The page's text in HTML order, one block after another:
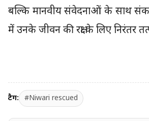
बल्कि मानवीय संवेदनाओं के साथ
में उनके जीवन की रक्षा के लिए निरंतर
टैग: #Niwari rescued